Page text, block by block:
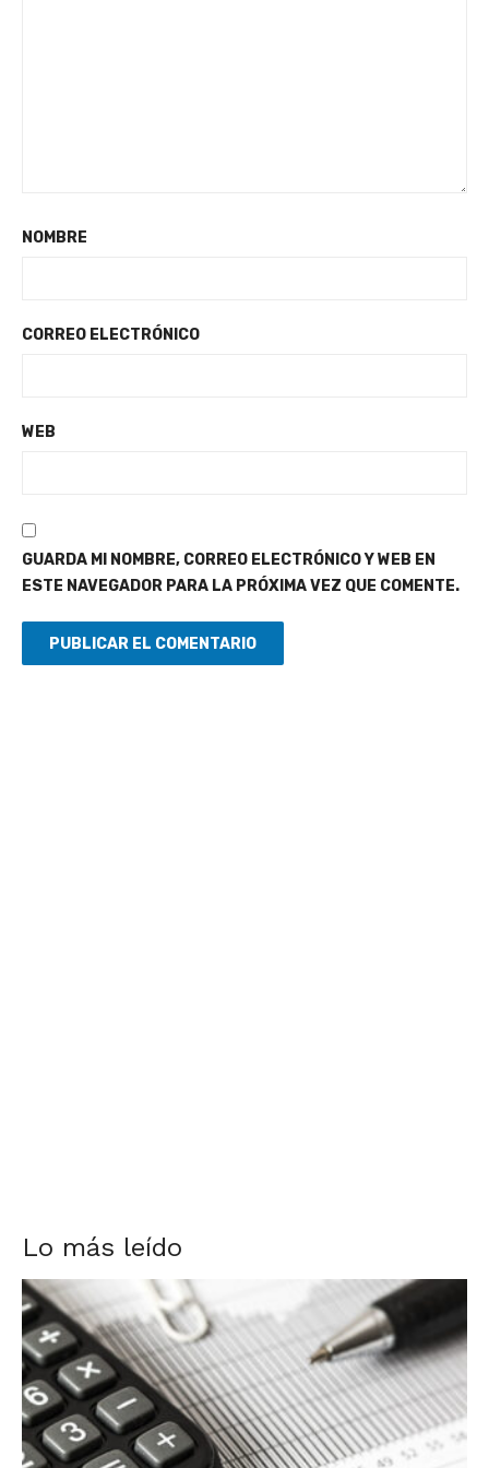
NOMBRE
CORREO ELECTRÓNICO
WEB
GUARDA MI NOMBRE, CORREO ELECTRÓNICO Y WEB EN
ESTE NAVEGADOR PARA LA PRÓXIMA VEZ QUE COMENTE.
Lo más leído